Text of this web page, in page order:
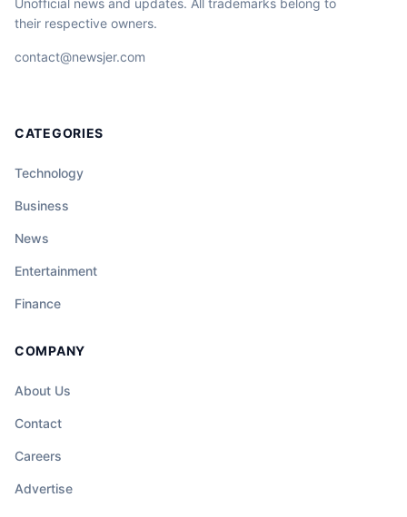
Unofficial news and updates. All trademarks belong to
their respective owners.
contact@newsjer.com
CATEGORIES
Technology
Business
News
Entertainment
Finance
COMPANY
About Us
Contact
Careers
Advertise